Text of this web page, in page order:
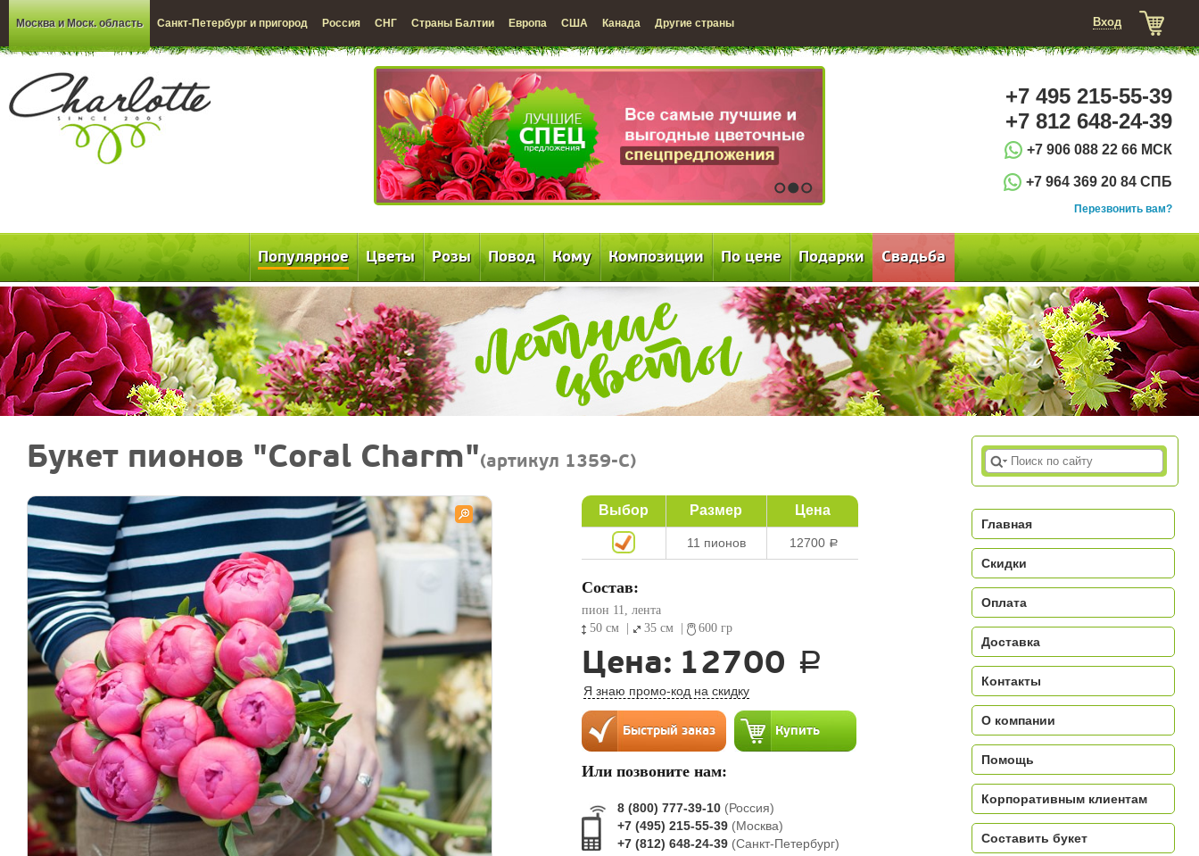
Москва и Моск. область Санкт-Петербург и пригород Россия СНГ Страны Балтии Европа США Канада Другие страны Вход
1 2 3
+7 495 215-55-39
+7 812 648-24-39
+7 906 088 22 66 МСК
+7 964 369 20 84 СПБ
Перезвонить вам?
Популярное Цветы Розы Повод Кому Композиции По цене Подарки Свадьба
Букет пионов "Coral Charm"(артикул 1359-C)
Выбор Размер Цена
11 пионов 12700 a
Состав:
пион 11, лента
50 см
35 см 600 гр
Цена: 12700 a
Я знаю промо-код на скидку
Или позвоните нам:
8 (800) 777-39-10 (Россия)
+7 (495) 215-55-39 (Москва)
+7 (812) 648-24-39 (Санкт-Петербург)
Главная
Скидки
Оплата
Доставка
Контакты
О компании
Помощь
Корпоративным клиентам
Составить букет